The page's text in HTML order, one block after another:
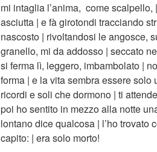
mi intaglia l’anima, come
asciutta | e fà girotondi tracciando
nascosto | rivoltandosi le angosce,
granello, mi da addosso | seccato
si ferma lì, leggero, imbambolato |
forma | e la vita sembra essere
ricordi e soli che dormono | ti
poi ho sentito in mezzo alla notte
lontano dice qualcosa | l’ho trovato
capito: | era solo morto!